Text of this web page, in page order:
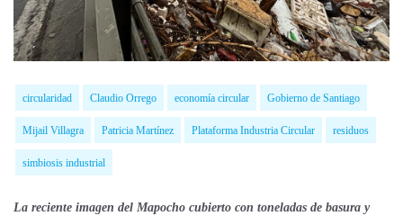
circularidad Claudio Orrego economía circular Gobierno de Santiago
Mijail Villagra Patricia Martínez Plataforma Industria Circular residuos
simbiosis industrial
La reciente imagen del Mapocho cubierto con toneladas de basura y